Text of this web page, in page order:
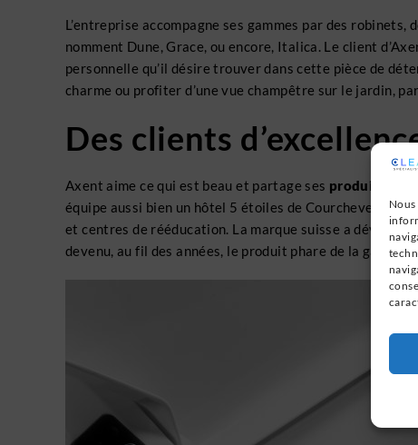
L’entreprise accompagne ses gammes par des
nomment Dune, Grace, ou encore, Italica. Le client
personnelle qu’il désire trouver dans cette pièce de
charme ou profiter d’une vue champêtre sur le jardin,
Des clients
Axent aime ce qui est beau et partage ses produits et
équipe aussi bien un hôtel 5 étoiles de Courchevel que
et centres de rééducation. La marque suisse a
devenu, au fil des années, le produit phare de la gamme